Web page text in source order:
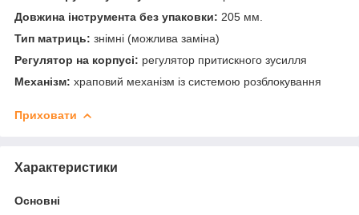
Довжина інструмента без упаковки: 205 мм.
Тип матриць: знімні (можлива заміна)
Регулятор на корпусі: регулятор притискного зусилля
Механізм: храповий механізм із системою розблокування
Приховати
Характеристики
Основні